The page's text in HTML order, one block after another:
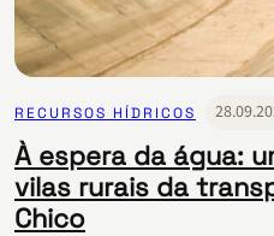
RECURSOS HÍDRICOS
À espera da água:
vilas rurais da
Chico